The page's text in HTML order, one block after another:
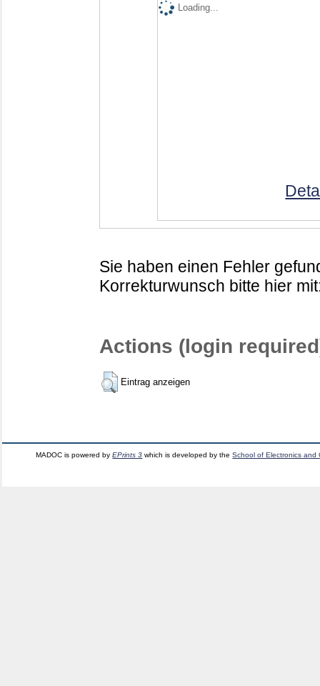
Loading...
Sie haben einen Fehler
Korrekturwunsch bitte hier
Actions (login
Eintrag anzeigen
MADOC is powered byEPrints 3 which is developed by theSchool of Electronics and